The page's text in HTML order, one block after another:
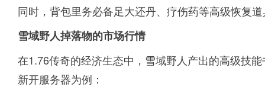
同时，背包里务必备足大还丹、疗伤药等高级恢复
雪域野人掉落物的市场行情
在1.76传奇的经济生态中，雪域野人产出的高级技
新开服务器为例：